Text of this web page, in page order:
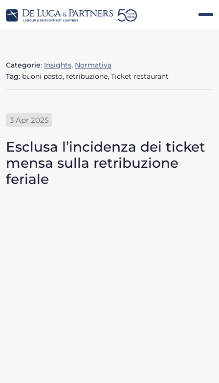
Categorie: Insights, Normativa
Tag: buoni pasto, retribuzione, Ticket restaurant
3 Apr 2025
Esclusa l’incidenza dei ticket
mensa sulla retribuzione
feriale